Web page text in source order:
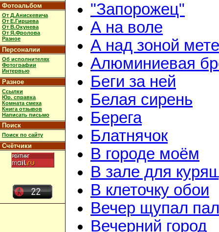
Фотоальбом
От Д.Анискевича
От Е.Гиршева
От В.Окунева
От Я.Фролова
Разное
Персоналии
Об исполнителях
Фотографии
Интервью
Разное
Ссылки
Юр. справка
Комната смеха
Книга отзывов
Написать письмо
Поиск
Поиск по сайту
Счётчики
"Запорожец"
А на воле
А над зоной
Алюминиевая
Беги за ней
Белая сирень
Берега
Блатнячок
В городе моём
В зале для
В клеточку обои
Вечер щупал
Вечерний город